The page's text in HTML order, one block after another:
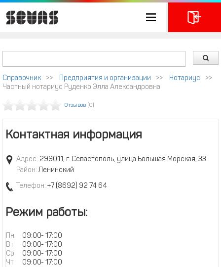
Справочник >> Предприятия и организации >> Нотариус
>>
Частный нотариус Руденко Элла Александровна
Отзывов (0)
Контактная информация
Адрес: 299011, г. Севастополь, улица Большая Морская, 33
Район: Ленинский
Телефон: +7 (8692) 92 74 64
Режим работы:
Пн 09:00- 17:00
Вт
09:00- 17:00
Ср
09:00- 17:00
Чт
09:00- 17:00